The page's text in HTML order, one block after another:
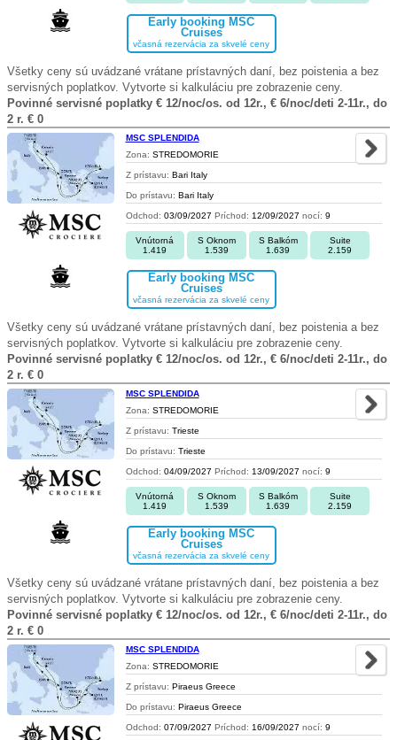
Early booking MSC
Cruises
včasná rezervácia za skvelé ceny
Všetky ceny sú uvádzané vrátane prístavných daní, bez poistenia a bez
servisných poplatkov. Vytvorte si kalkuláciu pre zobrazenie ceny.
Povinné servisné poplatky € 12/noc/os. od 12r., € 6/noc/deti 2-11r., do
2 r. € 0
MSC SPLENDIDA
Zona: STREDOMORIE
Z prístavu: Bari Italy
Do prístavu: Bari Italy
Odchod: 03/09/2027 Príchod: 12/09/2027 nocí: 9
Vnútorná
1.419
S Oknom
1.539
S Balkóm
1.639
Suite
2.159
Early booking MSC
Cruises
včasná rezervácia za skvelé ceny
Všetky ceny sú uvádzané vrátane prístavných daní, bez poistenia a bez
servisných poplatkov. Vytvorte si kalkuláciu pre zobrazenie ceny.
Povinné servisné poplatky € 12/noc/os. od 12r., € 6/noc/deti 2-11r., do
2 r. € 0
MSC SPLENDIDA
Zona: STREDOMORIE
Z prístavu: Trieste
Do prístavu: Trieste
Odchod: 04/09/2027 Príchod: 13/09/2027 nocí: 9
Vnútorná
1.419
S Oknom
1.539
S Balkóm
1.639
Suite
2.159
Early booking MSC
Cruises
včasná rezervácia za skvelé ceny
Všetky ceny sú uvádzané vrátane prístavných daní, bez poistenia a bez
servisných poplatkov. Vytvorte si kalkuláciu pre zobrazenie ceny.
Povinné servisné poplatky € 12/noc/os. od 12r., € 6/noc/deti 2-11r., do
2 r. € 0
MSC SPLENDIDA
Zona: STREDOMORIE
Z prístavu: Piraeus Greece
Do prístavu: Piraeus Greece
Odchod: 07/09/2027 Príchod: 16/09/2027 nocí: 9